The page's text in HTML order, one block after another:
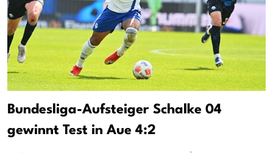
Bundesliga-Aufsteiger Schalke 04
gewinnt Test in Aue 4:2